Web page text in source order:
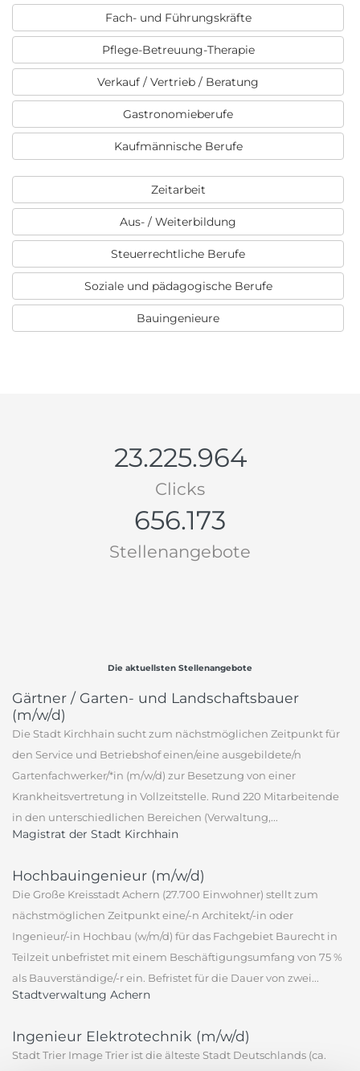
Fach- und Führungskräfte
Pflege-Betreuung-Therapie
Verkauf / Vertrieb / Beratung
Gastronomieberufe
Kaufmännische Berufe
Zeitarbeit
Aus- / Weiterbildung
Steuerrechtliche Berufe
Soziale und pädagogische Berufe
Bauingenieure
23.225.964
Clicks
656.173
Stellenangebote
Die aktuellsten Stellenangebote
Gärtner / Garten- und Landschaftsbauer
(m/w/d)
Die Stadt Kirchhain sucht zum nächstmöglichen Zeitpunkt für
den Service und Betriebshof einen/eine ausgebildete/n
Gartenfachwerker/*in (m/w/d) zur Besetzung von einer
Krankheitsvertretung in Vollzeitstelle. Rund 220 Mitarbeitende
in den unterschiedlichen Bereichen (Verwaltung,...
Magistrat der Stadt Kirchhain
Hochbauingenieur (m/w/d)
Die Große Kreisstadt Achern (27.700 Einwohner) stellt zum
nächstmöglichen Zeitpunkt eine/-n Architekt/-in oder
Ingenieur/-in Hochbau (w/m/d) für das Fachgebiet Baurecht in
Teilzeit unbefristet mit einem Beschäftigungsumfang von 75 %
als Bauverständige/-r ein. Befristet für die Dauer von zwei...
Stadtverwaltung Achern
Ingenieur Elektrotechnik (m/w/d)
Stadt Trier Image Trier ist die älteste Stadt Deutschlands (ca.